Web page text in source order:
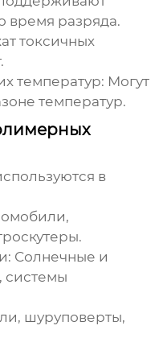
время разряда.
токсичных
температур: Могут
температур.
в
Солнечные и
системы
шуруповерты,